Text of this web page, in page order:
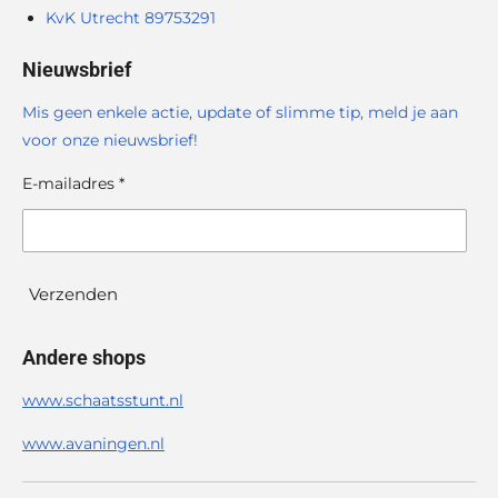
KvK Utrecht 89753291
Nieuwsbrief
Mis geen enkele actie, update of slimme tip, meld je aan
voor onze nieuwsbrief!
E-mailadres *
Verzenden
Andere shops
www.schaatsstunt.nl
www.avaningen.nl